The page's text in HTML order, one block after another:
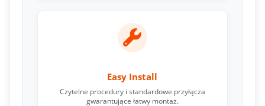
Easy Install
Czytelne procedury i standardowe przyłącza
gwarantujące łatwy montaż.